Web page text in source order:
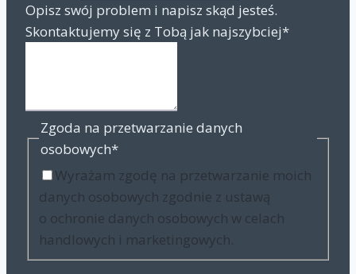
Opisz swój problem i napisz skąd jesteś.
Skontaktujemy się z Tobą jak najszybciej*
Zgoda na przetwarzanie danych
osobowych*
Wyrażam zgodę na przetwarzanie moich
danych osobowych zgodnie z ustawą
o ochronie danych osobowych w celach
handlowych i marketingowych.